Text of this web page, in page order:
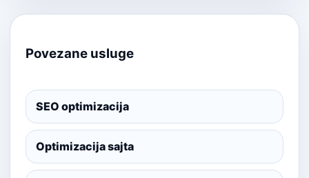
Povezane usluge
SEO optimizacija
Optimizacija sajta